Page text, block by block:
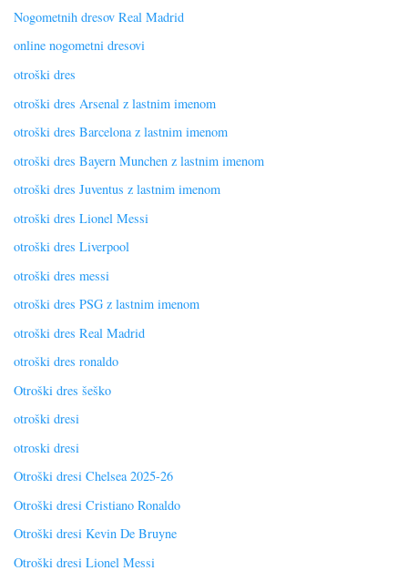
Nogometnih dresov Real Madrid
online nogometni dresovi
otroški dres
otroški dres Arsenal z lastnim imenom
otroški dres Barcelona z lastnim imenom
otroški dres Bayern Munchen z lastnim imenom
otroški dres Juventus z lastnim imenom
otroški dres Lionel Messi
otroški dres Liverpool
otroški dres messi
otroški dres PSG z lastnim imenom
otroški dres Real Madrid
otroški dres ronaldo
Otroški dres šeško
otroški dresi
otroski dresi
Otroški dresi Chelsea 2025-26
Otroški dresi Cristiano Ronaldo
Otroški dresi Kevin De Bruyne
Otroški dresi Lionel Messi